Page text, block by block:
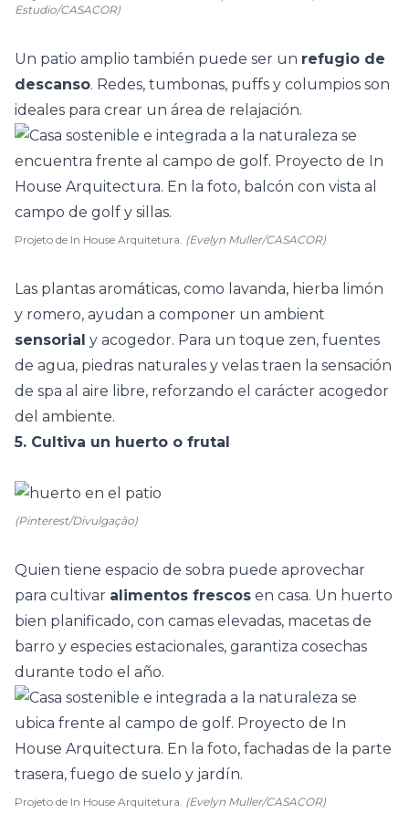
Estudio/CASACOR)
Un patio amplio también puede ser un refugio de
descanso. Redes, tumbonas, puffs y columpios son
ideales para crear un área de relajación.
Projeto de In House Arquitetura. (Evelyn Muller/CASACOR)
Las plantas aromáticas, como lavanda, hierba limón
y romero, ayudan a componer un ambient
sensorial y acogedor. Para un toque zen, fuentes
de agua, piedras naturales y velas traen la sensación
de spa al aire libre, reforzando el carácter acogedor
del ambiente.
5. Cultiva un huerto o frutal
(Pinterest/Divulgação)
Quien tiene espacio de sobra puede aprovechar
para cultivar alimentos frescos en casa. Un huerto
bien planificado, con camas elevadas, macetas de
barro y especies estacionales, garantiza cosechas
durante todo el año.
Projeto de In House Arquitetura. (Evelyn Muller/CASACOR)